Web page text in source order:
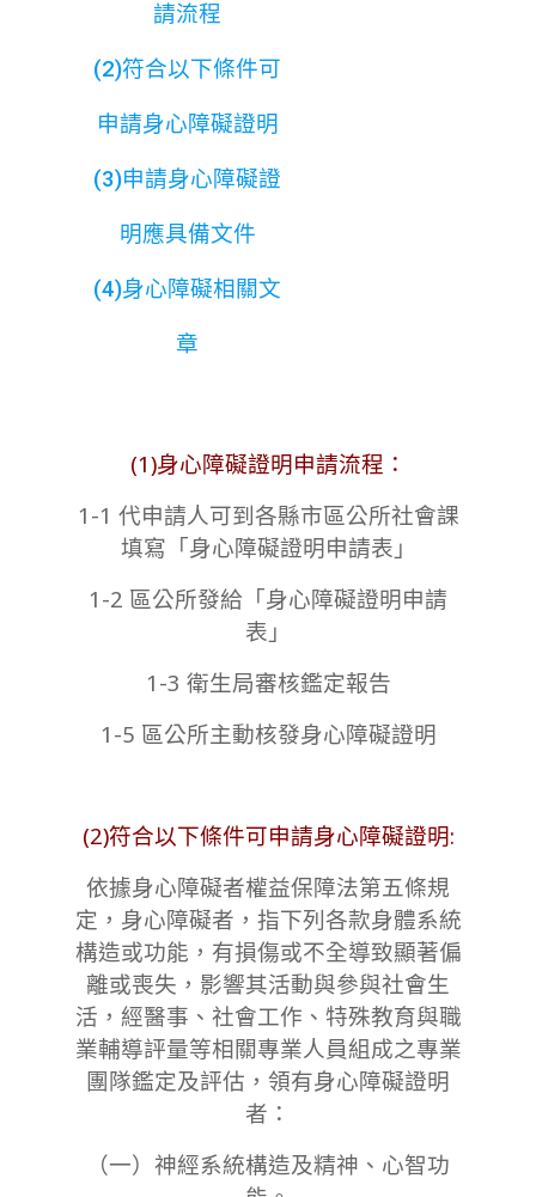
請流程
(2)符合以下條件可
申請身心障礙證明
(3)申請身心障礙證
明應具備文件
(4)身心障礙相關文
章
(1)身心障礙證明申請流程：
1-1 代申請人可到各縣市區公所社會課
填寫「身心障礙證明申請表」
1-2 區公所發給「身心障礙證明申請
表」
1-3 衛生局審核鑑定報告
1-5 區公所主動核發身心障礙證明
(2)符合以下條件可申請身心障礙證明:
依據身心障礙者權益保障法第五條規
定，身心障礙者，指下列各款身體系統
構造或功能，有損傷或不全導致顯著偏
離或喪失，影響其活動與參與社會生
活，經醫事、社會工作、特殊教育與職
業輔導評量等相關專業人員組成之專業
團隊鑑定及評估，領有身心障礙證明
者：
（一）神經系統構造及精神、心智功